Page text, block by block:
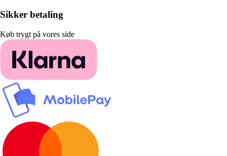
Sikker betaling
Køb trygt på vores side